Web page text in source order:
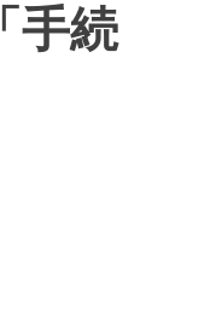
手続